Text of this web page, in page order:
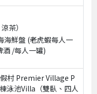
茶）
鮮盤 (老虎蝦每人一
酒 /每人一罐)
假村 Premier Village P
泳池Villa（雙臥、四人